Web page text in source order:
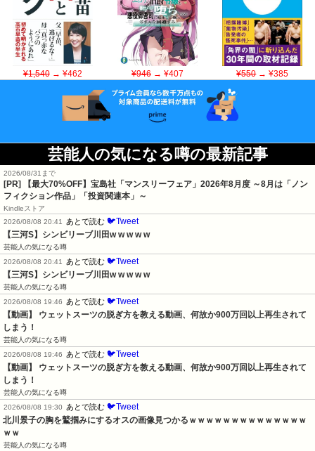
¥1,540→ ¥462 ¥946→ ¥407 ¥550→ ¥385
芸能人の気になる噂の最新記事
2026/08/31まで
[PR] 【最大70%OFF】宝島社「マンスリーフェア」2026年8月度 ～8月は「ノン
フィクション作品」「投資関連本」～
Kindleストア
2026/08/08 20:41
あとで読む 🐦Tweet
【三河S】シンビリーブ川田w w w w w
芸能人の気になる噂
2026/08/08 20:41
あとで読む 🐦Tweet
【三河S】シンビリーブ川田w w w w w
芸能人の気になる噂
2026/08/08 19:46
あとで読む 🐦Tweet
【動画】 ウェットスーツの脱ぎ方を教える動画、何故か900万回以上再生されて
しまう！
芸能人の気になる噂
2026/08/08 19:46
あとで読む 🐦Tweet
【動画】 ウェットスーツの脱ぎ方を教える動画、何故か900万回以上再生されて
しまう！
芸能人の気になる噂
2026/08/08 19:30
あとで読む 🐦Tweet
北川景子の胸を鷲掴みにするオスの画像見つかるｗｗｗｗｗｗｗｗｗｗｗｗｗｗ
ｗｗ
芸能人の気になる噂